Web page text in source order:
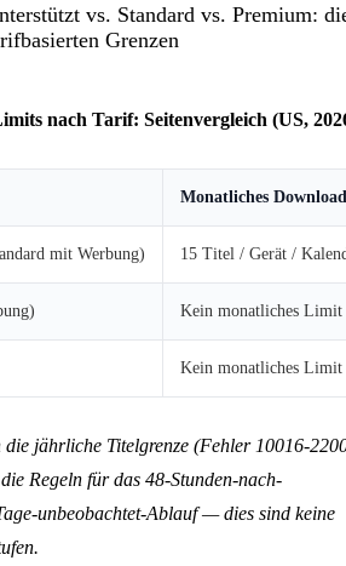
vs. Standard vs. Premium:
Grenzen
nach Tarif: Seitenvergleich (US,
Monatliches
mit Werbung) 15 Titel / Gerät /
Kein monatliches Limit
Kein monatliches Limit
jährliche Titelgrenze (Fehler 10016-
Regeln für das 48-Stunden-nach-
unbeobachtet-Ablauf — dies sind keine